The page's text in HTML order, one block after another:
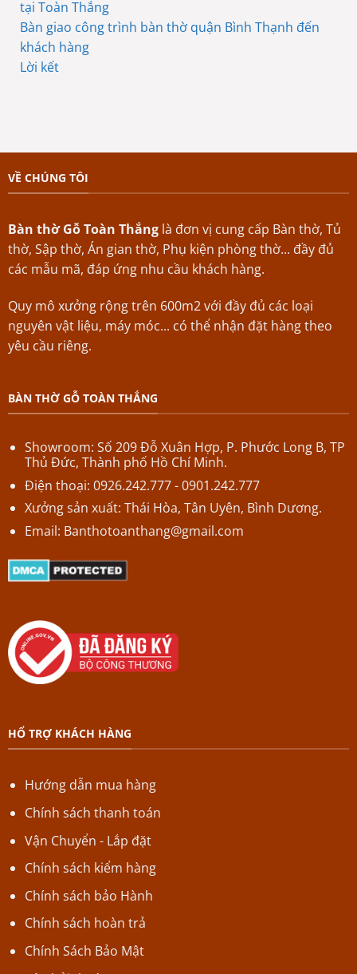
tại Toàn Thắng
Bàn giao công trình bàn thờ quận Bình Thạnh đến
khách hàng
Lời kết
VỀ CHÚNG TÔI
Bàn thờ Gỗ Toàn Thắnglà đơn vị cung cấp Bàn thờ, Tủ
thờ, Sập thờ, Án gian thờ, Phụ kiện phòng thờ... đầy đủ
các mẫu mã, đáp ứng nhu cầu khách hàng.
Quy mô xưởng rộng trên 600m2 với đầy đủ các loại
nguyên vật liệu, máy móc... có thể nhận đặt hàng theo
yêu cầu riêng.
BÀN THỜ GỖ TOÀN THẮNG
Showroom: Số 209 Đỗ Xuân Hợp, P. Phước Long B, TP
Thủ Đức, Thành phố Hồ Chí Minh.
Điện thoại: 0926.242.777 - 0901.242.777
Xưởng sản xuất: Thái Hòa, Tân Uyên, Bình Dương.
Email: Banthotoanthang@gmail.com
HỔ TRỢ KHÁCH HÀNG
Hướng dẫn mua hàng
Chính sách thanh toán
Vận Chuyển - Lắp đặt
Chính sách kiểm hàng
Chính sách bảo Hành
Chính sách hoàn trả
Chính Sách Bảo Mật